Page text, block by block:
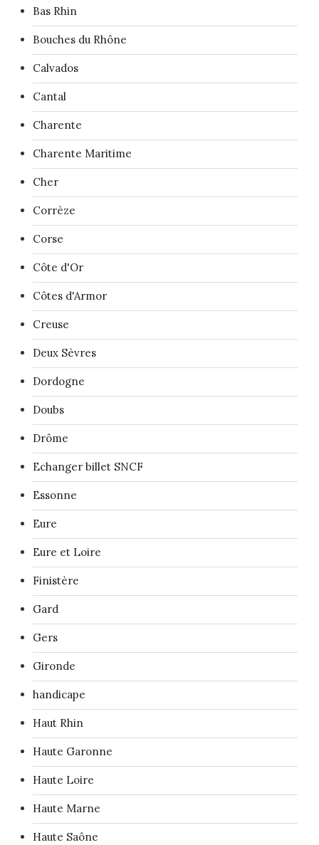
Bas Rhin
Bouches du Rhône
Calvados
Cantal
Charente
Charente Maritime
Cher
Corrèze
Corse
Côte d'Or
Côtes d'Armor
Creuse
Deux Sèvres
Dordogne
Doubs
Drôme
Echanger billet SNCF
Essonne
Eure
Eure et Loire
Finistère
Gard
Gers
Gironde
handicape
Haut Rhin
Haute Garonne
Haute Loire
Haute Marne
Haute Saône